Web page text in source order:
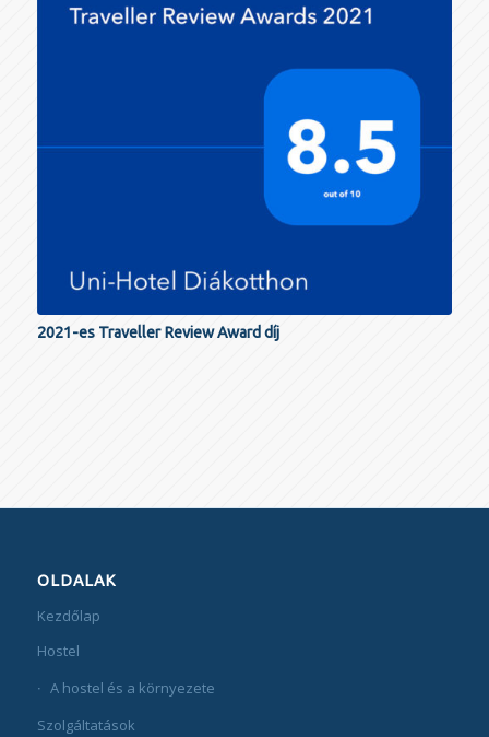
2021-es Traveller Review Award díj
OLDALAK
Kezdőlap
Hostel
A hostel és a környezete
Szolgáltatások